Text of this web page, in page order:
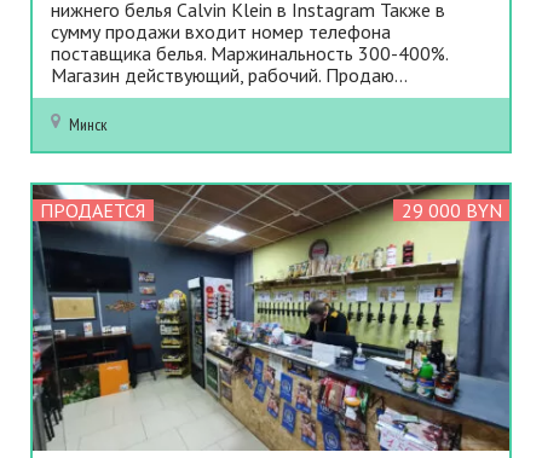
нижнего белья Calvin Klein в Instagram Также в
сумму продажи входит номер телефона
поставщика белья. Маржинальность 300-400%.
Магазин действующий, рабочий. Продаю...
Минск
ПРОДАЕТСЯ 29 000 BYN